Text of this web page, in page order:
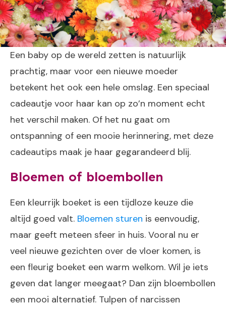
Een baby op de wereld zetten is natuurlijk
prachtig, maar voor een nieuwe moeder
betekent het ook een hele omslag. Een speciaal
cadeautje voor haar kan op zo’n moment echt
het verschil maken. Of het nu gaat om
ontspanning of een mooie herinnering, met deze
cadeautips maak je haar gegarandeerd blij.
Bloemen of bloembollen
Een kleurrijk boeket is een tijdloze keuze die
altijd goed valt. Bloemen sturen is eenvoudig,
maar geeft meteen sfeer in huis. Vooral nu er
veel nieuwe gezichten over de vloer komen, is
een fleurig boeket een warm welkom. Wil je iets
geven dat langer meegaat? Dan zijn bloembollen
een mooi alternatief. Tulpen of narcissen